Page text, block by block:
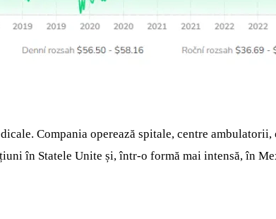
Compania operează spitale, centre
în Statele Unite și, într-o formă mai intensă, în